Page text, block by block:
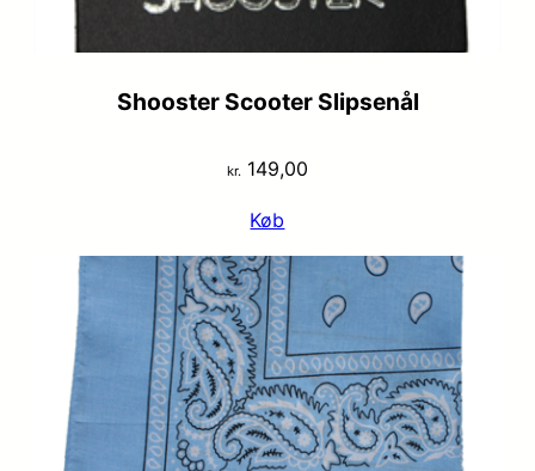
Shooster Scooter Slipsenål
kr. 149,00
Køb